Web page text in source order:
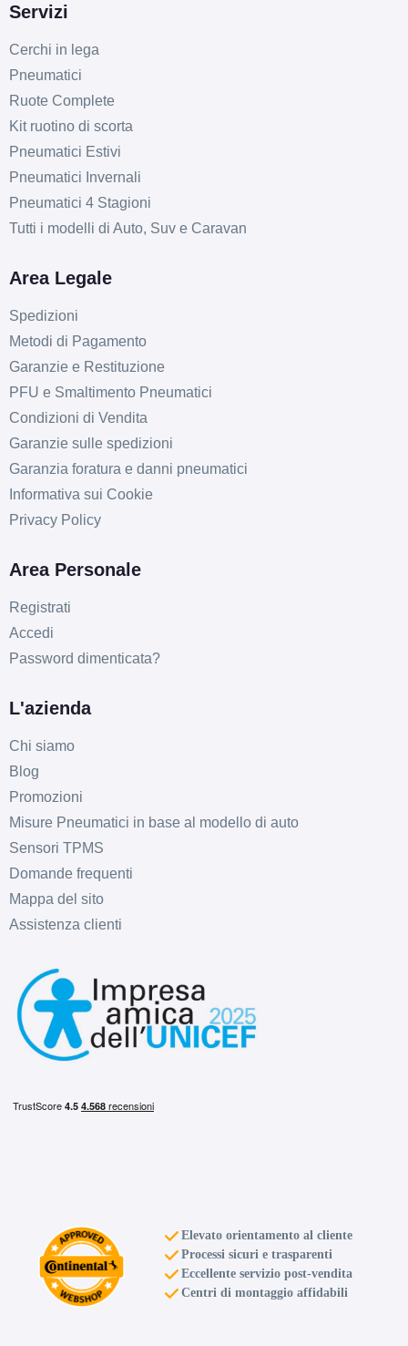
C
Servizi
Cerchi in lega
Pneumatici
Ruote Complete
Kit ruotino di scorta
Pneumatici Estivi
Pneumatici Invernali
Pneumatici 4 Stagioni
Tutti i modelli di Auto, Suv e Caravan
Area Legale
Spedizioni
Metodi di Pagamento
Garanzie e Restituzione
PFU e Smaltimento Pneumatici
Condizioni di Vendita
Garanzie sulle spedizioni
Garanzia foratura e danni pneumatici
Informativa sui Cookie
Privacy Policy
Area Personale
Registrati
Accedi
Password dimenticata?
L'azienda
Chi siamo
Blog
Promozioni
Misure Pneumatici in base al modello di auto
Sensori TPMS
Domande frequenti
Mappa del sito
Assistenza clienti
Elevato orientamento al cliente
Processi sicuri e trasparenti
Eccellente servizio post-vendita
Centri di montaggio affidabili